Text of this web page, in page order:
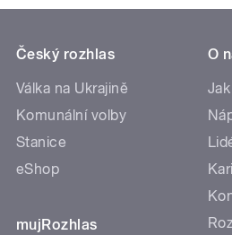
Český rozhlas
Válka na Ukrajině
Komunální volby
Stanice
eShop
mujRozhlas
O